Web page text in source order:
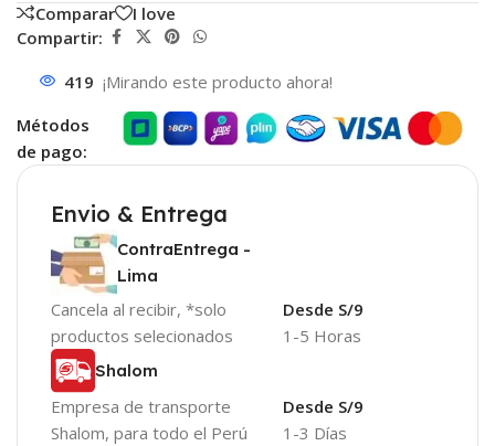
Comparar
I love
Compartir:
419 ¡Mirando este producto ahora!
Métodos
de pago:
Envio & Entrega
ContraEntrega -
Lima
Cancela al recibir, *solo
productos selecionados
1-5 Horas
Desde S/9
Shalom
Empresa de transporte
Shalom, para todo el Perú
1-3 Días
Desde S/9